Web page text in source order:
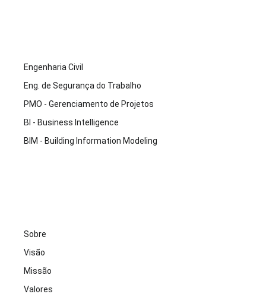
Engenharia Civil
Eng. de Segurança do Trabalho
PMO - Gerenciamento de Projetos
BI - Business Intelligence
BIM - Building Information Modeling
Sobre
Visão
Missão
Valores